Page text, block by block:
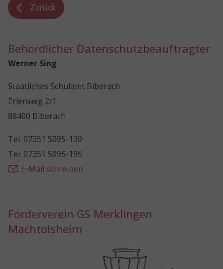
Zurück
Behördlicher Datenschutzbeauftragter
Werner Sing
Staatliches Schulamt Biberach
Erlenweg 2/1
88400 Biberach
Tel. 07351 5095-130
Tel. 07351 5095-195
E-Mail schreiben
Förderverein GS Merklingen
Machtolsheim